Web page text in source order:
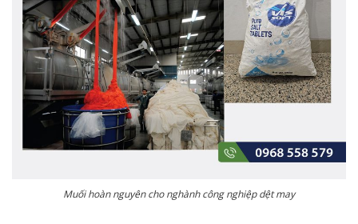
Muối hoàn nguyên cho nghành công nghiệp dệt may